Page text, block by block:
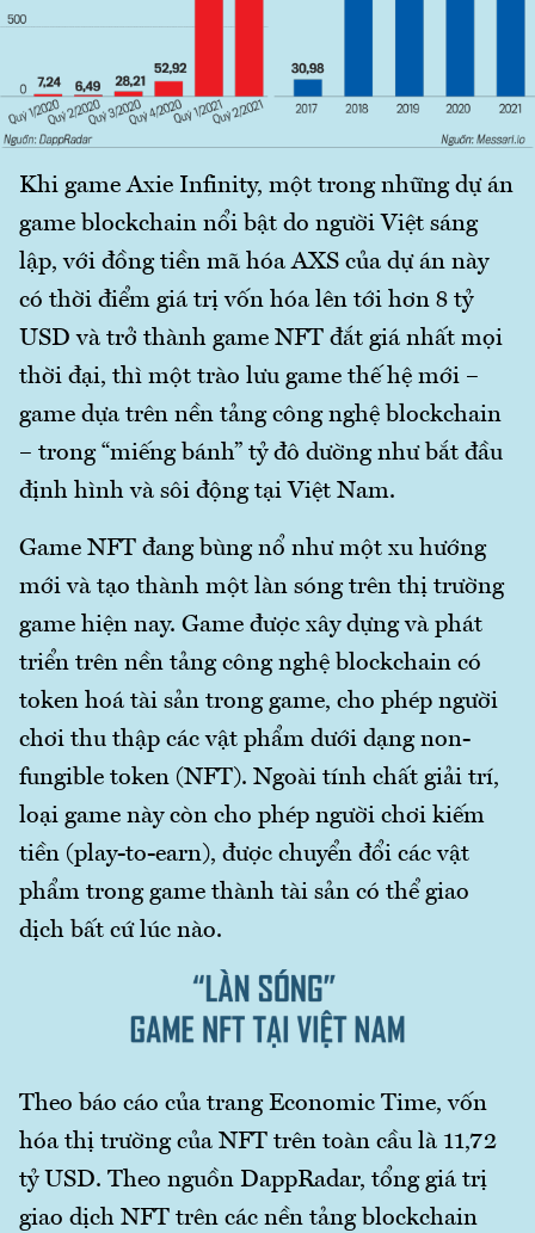
Khi game Axie Infinity, một trong những dự án
game blockchain nổi bật do người Việt sáng
lập, với đồng tiền mã hóa AXS của dự án này
có thời điểm giá trị vốn hóa lên tới hơn 8 tỷ
USD và trở thành game NFT đắt giá nhất mọi
thời đại, thì một trào lưu game thế hệ mới –
game dựa trên nền tảng công nghệ blockchain
– trong “miếng bánh” tỷ đô dường như bắt đầu
định hình và sôi động tại Việt Nam.
Game NFT đang bùng nổ như một xu hướng
mới và tạo thành một làn sóng trên thị trường
game hiện nay. Game được xây dựng và phát
triển trên nền tảng công nghệ blockchain có
token hoá tài sản trong game, cho phép người
chơi thu thập các vật phẩm dưới dạng non-
fungible token (NFT). Ngoài tính chất giải trí,
loại game này còn cho phép người chơi kiếm
tiền (play-to-earn), được chuyển đổi các vật
phẩm trong game thành tài sản có thể giao
dịch bất cứ lúc nào.
Theo báo cáo của trang Economic Time, vốn
hóa thị trường của NFT trên toàn cầu là 11,72
tỷ USD. Theo nguồn DappRadar, tổng giá trị
giao dịch NFT trên các nền tảng blockchain